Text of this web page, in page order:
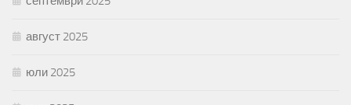
август 2025
юли 2025